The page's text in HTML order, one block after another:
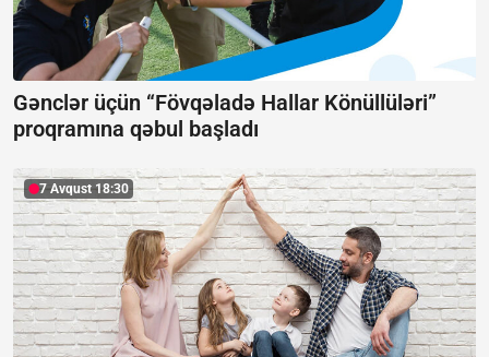
Gənclər üçün “Fövqəladə Hallar Könüllüləri”
proqramına qəbul başladı
7 Avqust 18:30